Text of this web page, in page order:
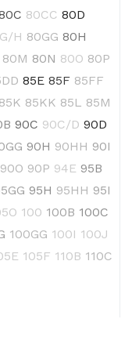
80CC 80D
H 80GG 80H
80M 80N 80O 80P
85E 85F 85FF
85K 85KK 85L 85M
90C 90C/D 90D
90H 90HH 90I
90O 90P 94E 95B
95H 95HH 95I
100 100B 100C
100GG 100I 100J
105F 110B 110C